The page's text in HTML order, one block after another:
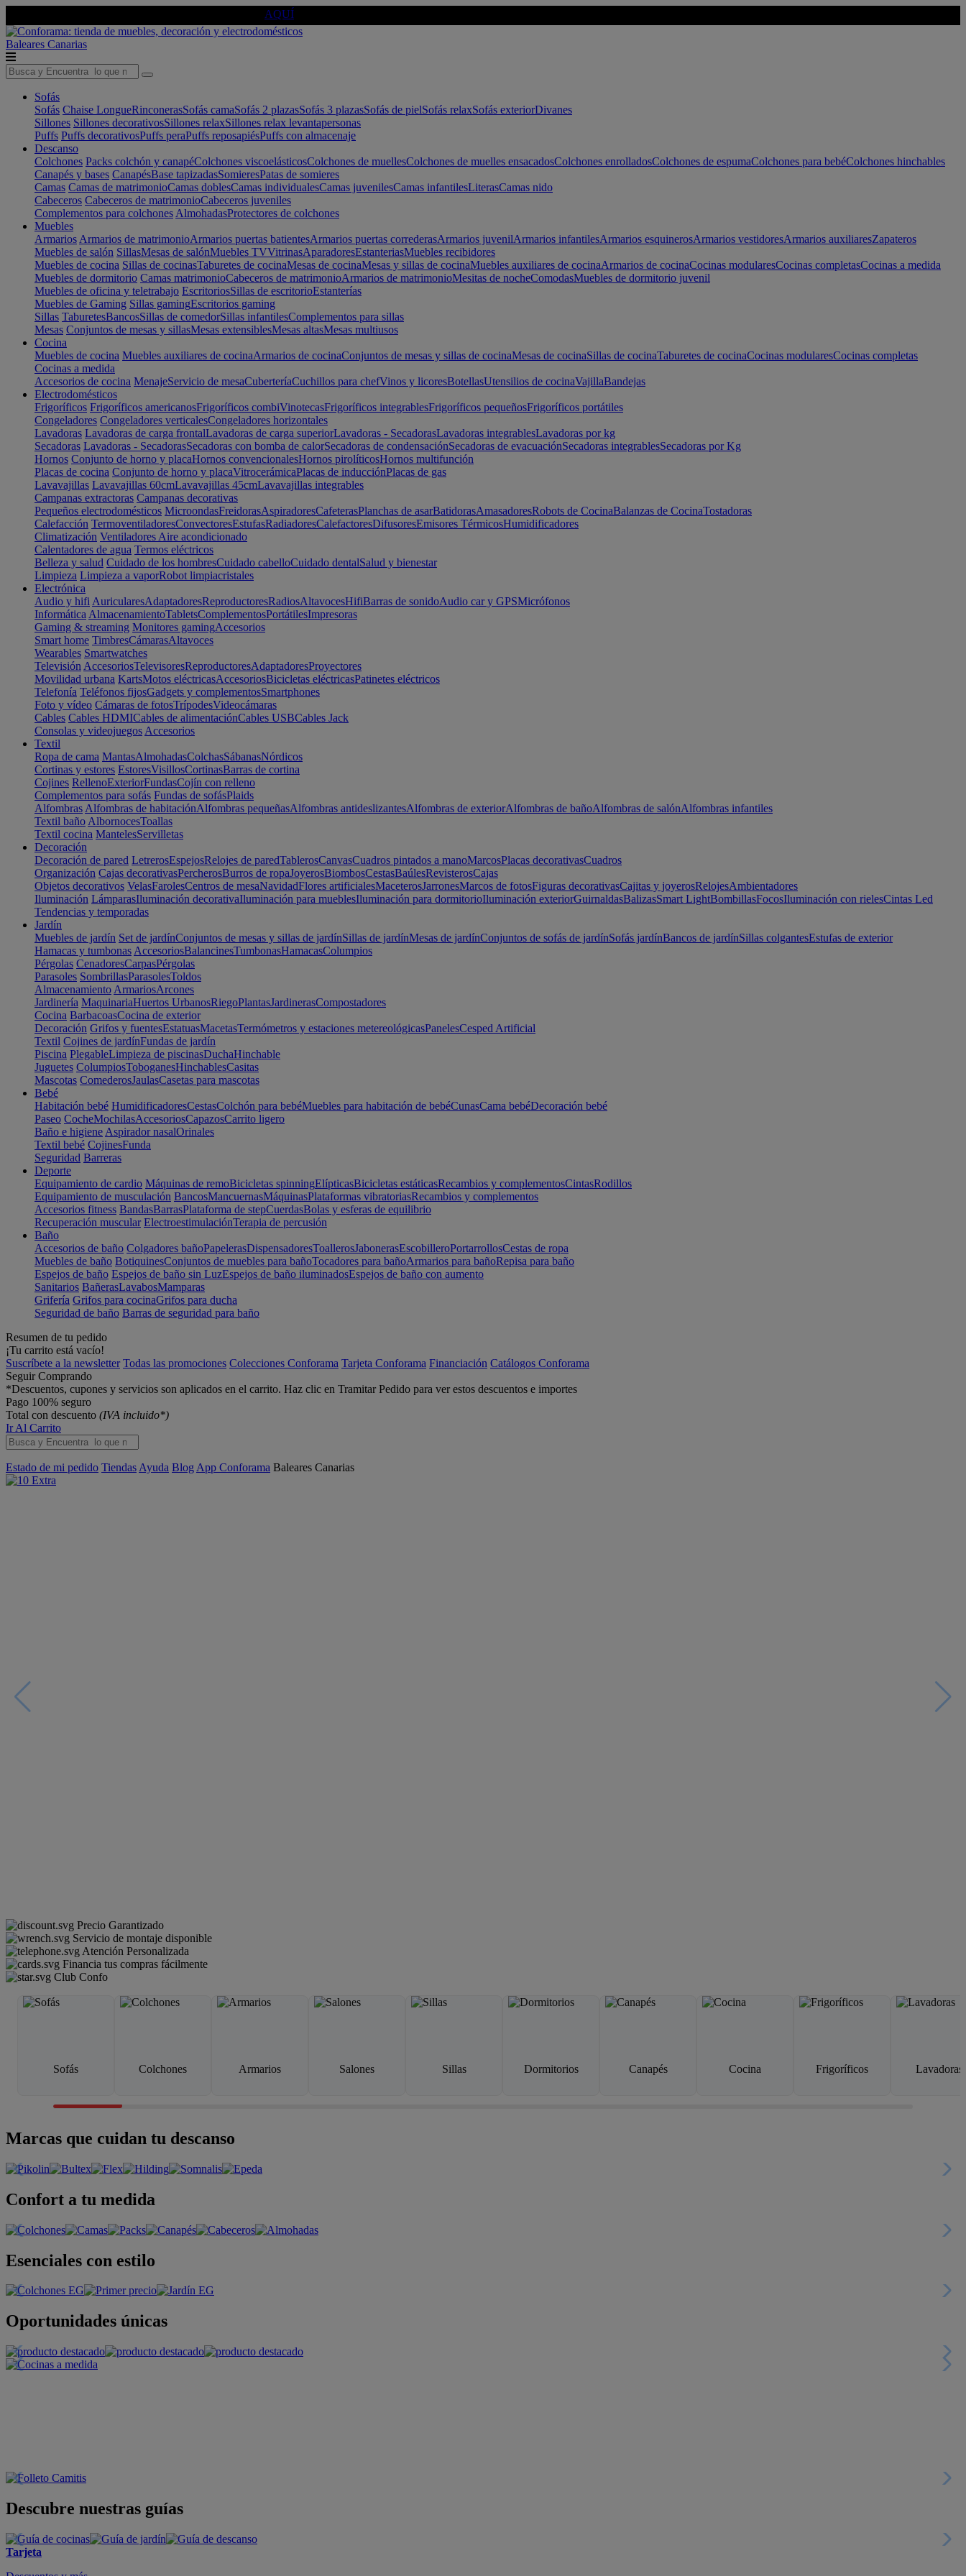
AQUÍ
Baleares Canarias
Sofás
Sofás Chaise LongueRinconerasSofás camaSofás 2 plazasSofás 3 plazasSofás de pielSofás relaxSofás exteriorDivanes
Sillones Sillones decorativosSillones relaxSillones relax levantapersonas
Puffs Puffs decorativosPuffs peraPuffs reposapiésPuffs con almacenaje
Descanso
Colchones Packs colchón y canapéColchones viscoelásticosColchones de muellesColchones de muelles ensacadosColchones enrolladosColchones de espumaColchones para bebéColchones hinchables
Canapés y bases CanapésBase tapizadasSomieresPatas de somieres
Camas Camas de matrimonioCamas doblesCamas individualesCamas juvenilesCamas infantilesLiterasCamas nido
Cabeceros Cabeceros de matrimonioCabeceros juveniles
Complementos para colchones AlmohadasProtectores de colchones
Muebles
Armarios Armarios de matrimonioArmarios puertas batientesArmarios puertas correderasArmarios juvenilArmarios infantilesArmarios esquinerosArmarios vestidoresArmarios auxiliaresZapateros
Muebles de salón SillasMesas de salónMuebles TVVitrinasAparadoresEstanteriasMuebles recibidores
Muebles de cocina Sillas de cocinasTaburetes de cocinaMesas de cocinaMesas y sillas de cocinaMuebles auxiliares de cocinaArmarios de cocinaCocinas modularesCocinas completasCocinas a medida
Muebles de dormitorio Camas matrimonioCabeceros de matrimonioArmarios de matrimonioMesitas de nocheComodasMuebles de dormitorio juvenil
Muebles de oficina y teletrabajo EscritoriosSillas de escritorioEstanterías
Muebles de Gaming Sillas gamingEscritorios gaming
Sillas TaburetesBancosSillas de comedorSillas infantilesComplementos para sillas
Mesas Conjuntos de mesas y sillasMesas extensiblesMesas altasMesas multiusos
Cocina
Muebles de cocina Muebles auxiliares de cocinaArmarios de cocinaConjuntos de mesas y sillas de cocinaMesas de cocinaSillas de cocinaTaburetes de cocinaCocinas modularesCocinas completas
Cocinas a medida
Accesorios de cocina MenajeServicio de mesaCuberteríaCuchillos para chefVinos y licoresBotellasUtensilios de cocinaVajillaBandejas
Electrodomésticos
Frigoríficos Frigoríficos americanosFrigoríficos combiVinotecasFrigoríficos integrablesFrigoríficos pequeñosFrigoríficos portátiles
Congeladores Congeladores verticalesCongeladores horizontales
Lavadoras Lavadoras de carga frontalLavadoras de carga superiorLavadoras - SecadorasLavadoras integrablesLavadoras por kg
Secadoras Lavadoras - SecadorasSecadoras con bomba de calorSecadoras de condensaciónSecadoras de evacuaciónSecadoras integrablesSecadoras por Kg
Hornos Conjunto de horno y placaHornos convencionalesHornos pirolíticosHornos multifunción
Placas de cocina Conjunto de horno y placaVitrocerámicaPlacas de inducciónPlacas de gas
Lavavajillas Lavavajillas 60cmLavavajillas 45cmLavavajillas integrables
Campanas extractoras Campanas decorativas
Pequeños electrodomésticos MicroondasFreidorasAspiradoresCafeterasPlanchas de asarBatidorasAmasadoresRobots de CocinaBalanzas de CocinaTostadoras
Calefacción TermoventiladoresConvectoresEstufasRadiadoresCalefactoresDifusoresEmisores TérmicosHumidificadores
Climatización Ventiladores Aire acondicionado
Calentadores de agua Termos eléctricos
Belleza y salud Cuidado de los hombresCuidado cabelloCuidado dentalSalud y bienestar
Limpieza Limpieza a vaporRobot limpiacristales
Electrónica
Audio y hifi AuricularesAdaptadoresReproductoresRadiosAltavocesHifiBarras de sonidoAudio car y GPSMicrófonos
Informática AlmacenamientoTabletsComplementosPortátilesImpresoras
Gaming & streaming Monitores gamingAccesorios
Smart home TimbresCámarasAltavoces
Wearables Smartwatches
Televisión AccesoriosTelevisoresReproductoresAdaptadoresProyectores
Movilidad urbana KartsMotos eléctricasAccesoriosBicicletas eléctricasPatinetes eléctricos
Telefonía Teléfonos fijosGadgets y complementosSmartphones
Foto y vídeo Cámaras de fotosTrípodesVideocámaras
Cables Cables HDMICables de alimentaciónCables USBCables Jack
Consolas y videojuegos Accesorios
Textil
Ropa de cama MantasAlmohadasColchasSábanasNórdicos
Cortinas y estores EstoresVisillosCortinasBarras de cortina
Cojines RellenoExteriorFundasCojín con relleno
Complementos para sofás Fundas de sofásPlaids
Alfombras Alfombras de habitaciónAlfombras pequeñasAlfombras antideslizantesAlfombras de exteriorAlfombras de bañoAlfombras de salónAlfombras infantiles
Textil baño AlbornocesToallas
Textil cocina MantelesServilletas
Decoración
Decoración de pared LetrerosEspejosRelojes de paredTablerosCanvasCuadros pintados a manoMarcosPlacas decorativasCuadros
Organización Cajas decorativasPercherosBurros de ropaJoyerosBiombosCestasBaúlesRevisterosCajas
Objetos decorativos VelasFarolesCentros de mesaNavidadFlores artificialesMaceterosJarronesMarcos de fotosFiguras decorativasCajitas y joyerosRelojesAmbientadores
Iluminación LámparasIluminación decorativaIluminación para mueblesIluminación para dormitorioIluminación exteriorGuirnaldasBalizasSmart LightBombillasFocosIluminación con rielesCintas Led
Tendencias y temporadas
Jardín
Muebles de jardín Set de jardínConjuntos de mesas y sillas de jardínSillas de jardínMesas de jardínConjuntos de sofás de jardínSofás jardínBancos de jardínSillas colgantesEstufas de exterior
Hamacas y tumbonas AccesoriosBalancinesTumbonasHamacasColumpios
Pérgolas CenadoresCarpasPérgolas
Parasoles SombrillasParasolesToldos
Almacenamiento ArmariosArcones
Jardinería MaquinariaHuertos UrbanosRiegoPlantasJardinerasCompostadores
Cocina BarbacoasCocina de exterior
Decoración Grifos y fuentesEstatuasMacetasTermómetros y estaciones metereológicasPanelesCesped Artificial
Textil Cojines de jardínFundas de jardín
Piscina PlegableLimpieza de piscinasDuchaHinchable
Juguetes ColumpiosToboganesHinchablesCasitas
Mascotas ComederosJaulasCasetas para mascotas
Bebé
Habitación bebé HumidificadoresCestasColchón para bebéMuebles para habitación de bebéCunasCama bebéDecoración bebé
Paseo CocheMochilasAccesoriosCapazosCarrito ligero
Baño e higiene Aspirador nasalOrinales
Textil bebé CojinesFunda
Seguridad Barreras
Deporte
Equipamiento de cardio Máquinas de remoBicicletas spinningElípticasBicicletas estáticasRecambios y complementosCintasRodillos
Equipamiento de musculación BancosMancuernasMáquinasPlataformas vibratoriasRecambios y complementos
Accesorios fitness BandasBarrasPlataforma de stepCuerdasBolas y esferas de equilibrio
Recuperación muscular ElectroestimulaciónTerapia de percusión
Baño
Accesorios de baño Colgadores bañoPapelerasDispensadoresToallerosJabonerasEscobilleroPortarrollosCestas de ropa
Muebles de baño BotiquinesConjuntos de muebles para bañoTocadores para bañoArmarios para bañoRepisa para baño
Espejos de baño Espejos de baño sin LuzEspejos de baño iluminadosEspejos de baño con aumento
Sanitarios BañerasLavabosMamparas
Grifería Grifos para cocinaGrifos para ducha
Seguridad de baño Barras de seguridad para baño
Resumen de tu pedido
¡Tu carrito está vacío!
Suscríbete a la newsletter Todas las promociones Colecciones Conforama Tarjeta Conforama Financiación Catálogos Conforama
Seguir Comprando
*Descuentos, cupones y servicios son aplicados en el carrito. Haz clic en Tramitar Pedido para ver estos descuentos e importes
Pago 100% seguro
Total con descuento (IVA incluido*)
Ir Al Carrito
Estado de mi pedido Tiendas Ayuda Blog App Conforama Baleares Canarias
Precio Garantizado
Servicio de montaje disponible
Atención Personalizada
Financia tus compras fácilmente
Club Confo
Sofás Colchones Armarios Salones Sillas Dormitorios Canapés Cocina Frigoríficos Lavadoras
Marcas que cuidan tu descanso
Confort a tu medida
Esenciales con estilo
Oportunidades únicas
Descubre nuestras guías
Tarjeta